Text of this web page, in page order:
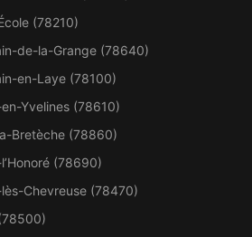
(78210)
de-la-Grange (78640)
en-Laye (78100)
Yvelines (78610)
Bretèche (78860)
(78690)
Chevreuse (78470)